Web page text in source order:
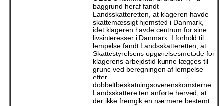
baggrund heraf fandt
Landsskatteretten, at klageren havde
skattemæssigt hjemsted i Danmark,
idet klageren havde centrum for sine
livsinteresser i Danmark. I forhold til
lempelse fandt Landsskatteretten, at
Skattestyrelsens opgørelsesmetode for
klagerens arbejdstid kunne lægges til
grund ved beregningen af lempelse
efter
dobbeltbeskatningsoverenskomsterne.
Landsskatteretten anførte herved, at
der ikke fremgik en nærmere bestemt